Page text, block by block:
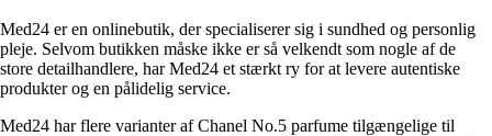
Med24 er en onlinebutik, der specialiserer sig i sundhed og personlig
pleje. Selvom butikken måske ikke er så velkendt som nogle af de
store detailhandlere, har Med24 et stærkt ry for at levere autentiske
produkter og en pålidelig service.
Med24 har flere varianter af Chanel No.5 parfume tilgængelige til